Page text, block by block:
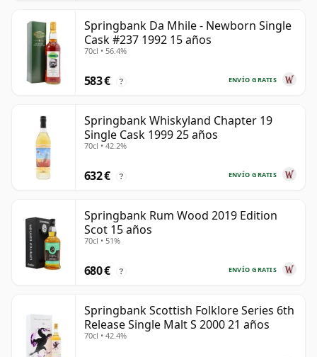
Springbank Da Mhile - Newborn Single
Cask #237 1992 15 años
70cl • 56.4%
ENVÍO GRATIS
583 € ?
Springbank Whiskyland Chapter 19
Single Cask 1999 25 años
70cl • 42.2%
ENVÍO GRATIS
632 € ?
Springbank Rum Wood 2019 Edition
Scot 15 años
70cl • 51%
ENVÍO GRATIS
680 € ?
Springbank Scottish Folklore Series 6th
Release Single Malt S 2000 21 años
70cl • 42.4%